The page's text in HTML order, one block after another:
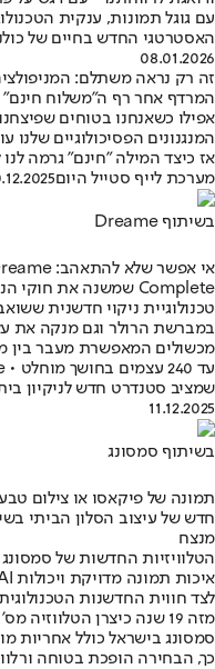
האסטרטגי החדש בחיים של
08.01.2026
זה רק נראה משתלם:
המרדף אחר רף ה"משלוח חינם"
אפילו כשאנחנו בטוחים
המנגנונים הפסיכולוגיים
אז כיצד המילה "חינם" גרמה
מערכת לייף סטייל היום
בשיתוף Dreame
Complete שמשנה את חוקי הניקיון
טכנולוגיית ניקוי חדשנית
במברשת הרולר וגם מנקה את
שמציב סטנדרט חדש לניקיון
11.12.2025
בשיתוף סמסונג
תמונה של פיקאסו או צילום
חדש של עיצוב הסלון הביתי
מנצח
הטלוויזיות החדשות של סמסונג
לצד חווית החדשנות
סמסונג בישראל כולל אחריות
כך, הבחירה הופכת בטוחה